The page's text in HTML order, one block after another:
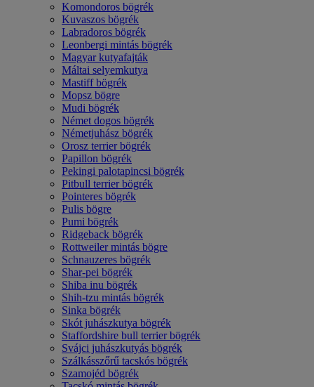
Komondoros bögrék
Kuvaszos bögrék
Labradoros bögrék
Leonbergi mintás bögrék
Magyar kutyafajták
Máltai selyemkutya
Mastiff bögrék
Mopsz bögre
Mudi bögrék
Német dogos bögrék
Németjuhász bögrék
Orosz terrier bögrék
Papillon bögrék
Pekingi palotapincsi bögrék
Pitbull terrier bögrék
Pointeres bögrék
Pulis bögre
Pumi bögrék
Ridgeback bögrék
Rottweiler mintás bögre
Schnauzeres bögrék
Shar-pei bögrék
Shiba inu bögrék
Shih-tzu mintás bögrék
Sinka bögrék
Skót juhászkutya bögrék
Staffordshire bull terrier bögrék
Svájci juhászkutyás bögrék
Szálkásszőrű tacskós bögrék
Szamojéd bögrék